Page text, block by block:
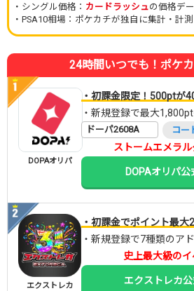
・シングル価格： カードラッシュの価格デ
・PSA10相場：ポケカチが独自に集計・計
24時間いつでも！ポケ
DOPAオリパ
・初課金限定！500ptが
・新規登録で最大
ドーパ2608A コー
ストームエメラ
DOPAオリパ
エクストレカ
・初課金でポイント最大
・新規登録で7種類のア
史上最大級のイ
エクストレカ